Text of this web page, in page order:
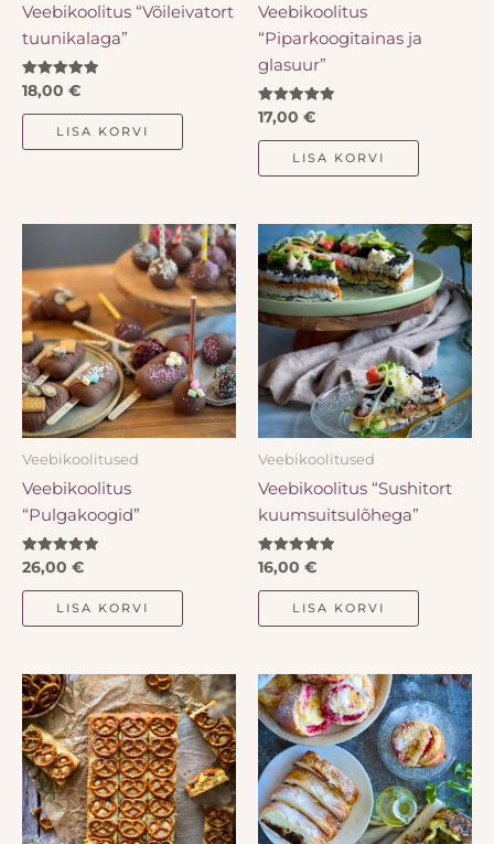
Veebikoolitus “Võileivatort
tuunikalaga”
Hinnanguga
5.00
/ 5
18,00 €
LISA KORVI
Veebikoolitus
“Piparkoogitainas ja
glasuur”
Hinnanguga
5.00
/ 5
17,00 €
LISA KORVI
Veebikoolitused
Veebikoolitus
“Pulgakoogid”
Hinnanguga
5.00
/ 5
26,00 €
LISA KORVI
Veebikoolitused
Veebikoolitus “Sushitort
kuumsuitsulõhega”
Hinnanguga
5.00
/ 5
16,00 €
LISA KORVI